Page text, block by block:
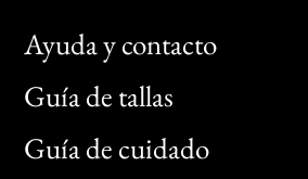
Ayuda y contacto
Guía de tallas
Guía de cuidado